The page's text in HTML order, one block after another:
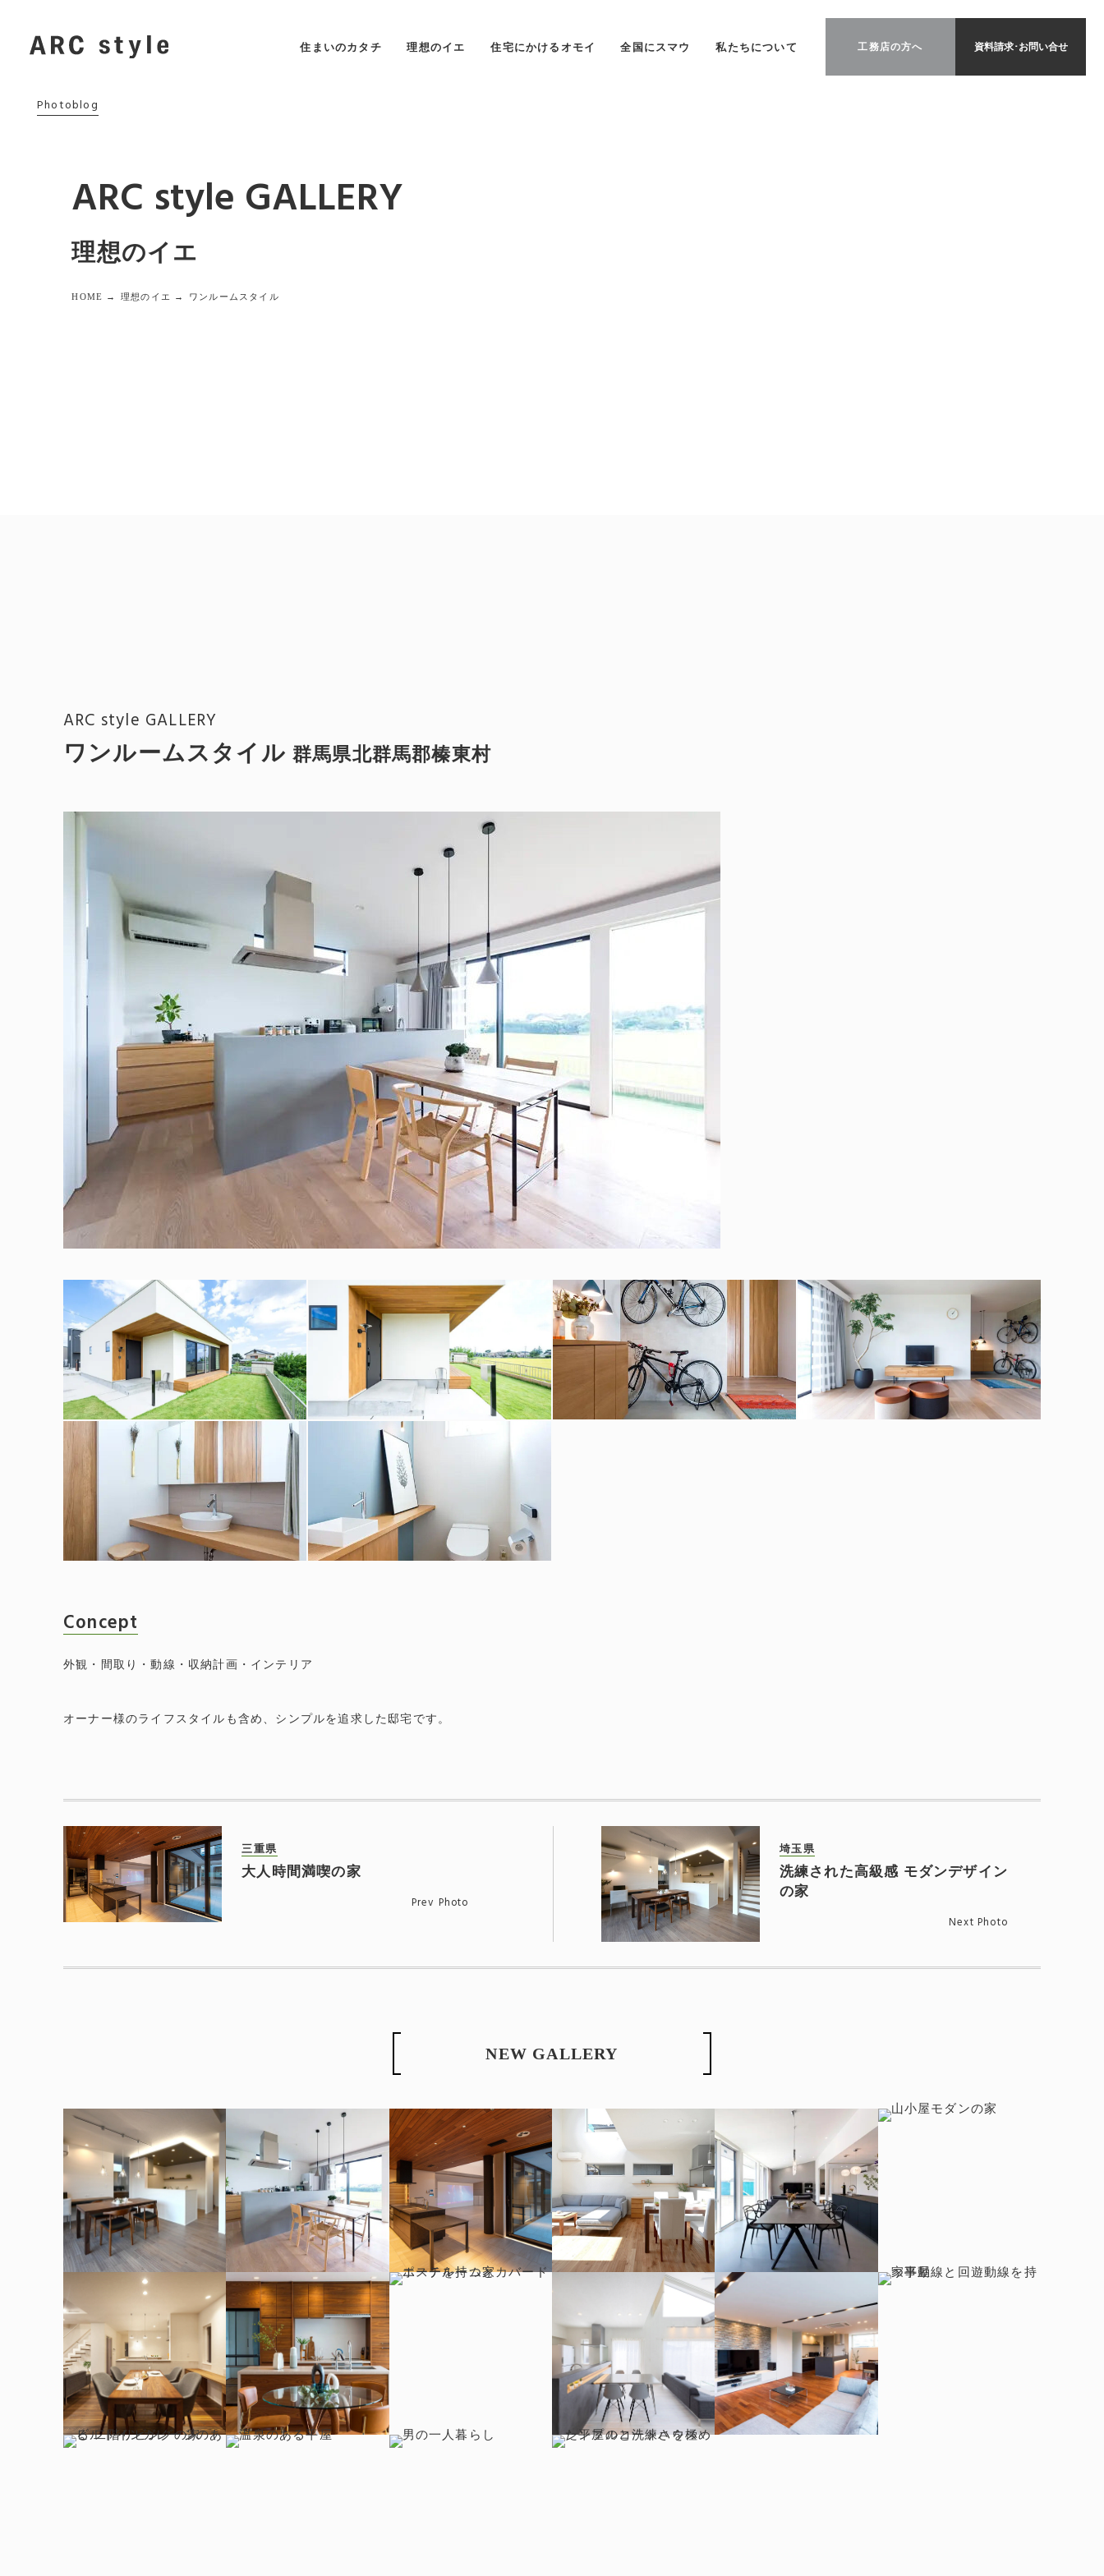
住まいのカタチ 理想のイエ 住宅にかけるオモイ 全国にスマウ 私たちについて 工務店の方へ 資料請求･お問い合せ
Photoblog
ARC style GALLERY
理想のイエ
HOME → 理想のイエ → ワンルームスタイル
ARC style GALLERY
ワンルームスタイル 群馬県北群馬郡榛東村
Concept
外観・間取り・動線・収納計画・インテリア
オーナー様のライフスタイルも含め、シンプルを追求した邸宅です。
三重県
大人時間満喫の家
Prev Photo
埼玉県
洗練された高級感 モダンデザイン
の家
Next Photo
NEW GALLERY